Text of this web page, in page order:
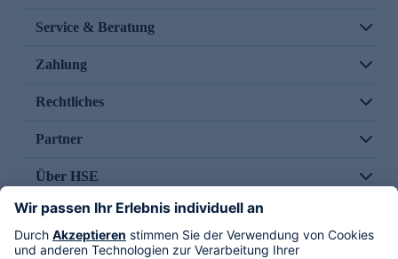
Service & Beratung
Zahlung
Rechtliches
Partner
Über HSE
Im TV
HSE International